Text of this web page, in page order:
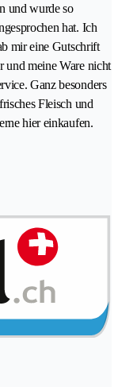
und wurde so
hat. Ich
mir eine Gutschrift
und meine Ware nicht
Ganz besonders
Fleisch und
hier einkaufen.